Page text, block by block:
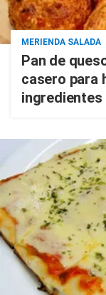
MERIENDA SALADA
Pan de
casero para
ingredientes